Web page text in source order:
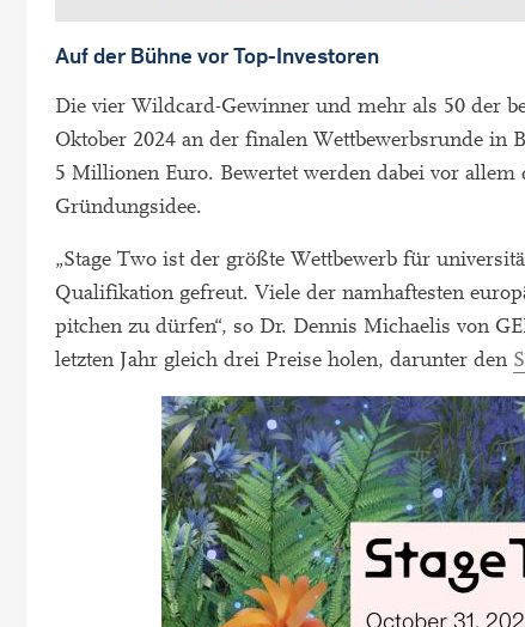
Auf der Bühne vor Top-Investoren
Die vier Wildcard-Gewinner und mehr als 50 der
Oktober 2024 an der finalen Wettbewerbsrunde
5 Millionen Euro. Bewertet werden dabei vor
Gründungsidee.
„Stage Two ist der größte Wettbewerb für
Qualifikation gefreut. Viele der namhaftesten
pitchen zu dürfen“, so Dr. Dennis Michaelis von
letzten Jahr gleich drei Preise holen, darunter den